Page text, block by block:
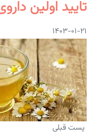
تایید اولین
۱۴۰۳-۰۱-۲۱
پست قبلی